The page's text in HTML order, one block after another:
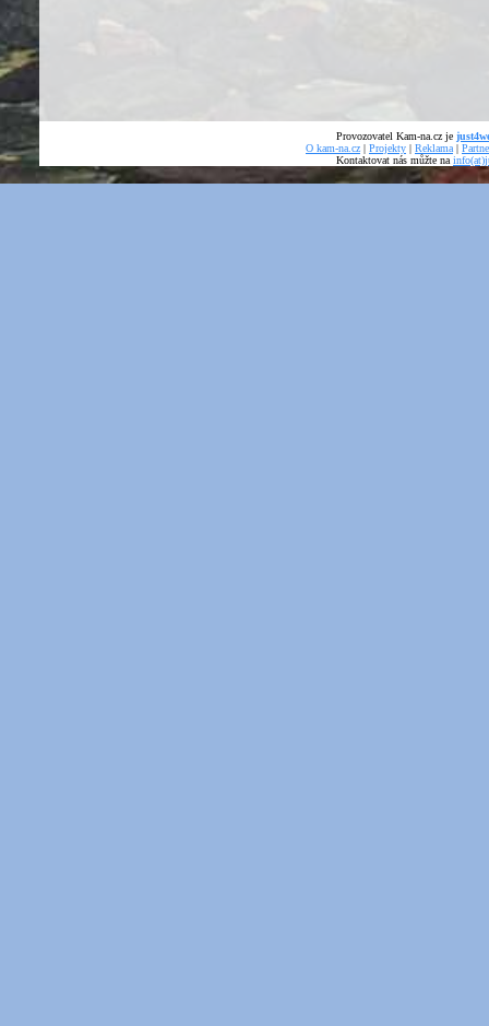
Provozovatel Kam-na.cz je
O kam-na.cz | Projekty | Reklama |
Kontaktovat nás můžte na